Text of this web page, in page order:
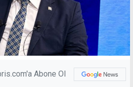
Abone Ol